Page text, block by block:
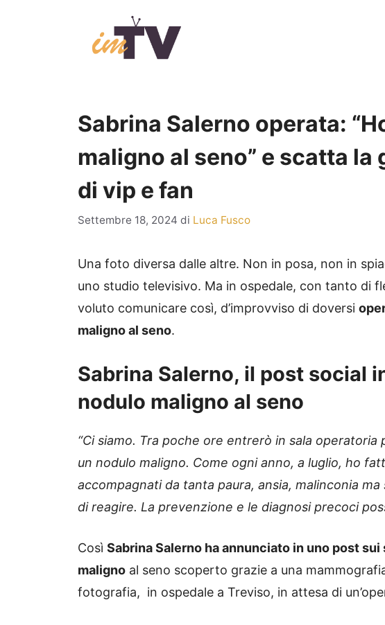
Sabrina Salerno operata:
maligno al seno” e scatta
di vip e fan
Settembre 18, 2024 di Luca Fusco
Una foto diversa dalle altre. Non in posa, non in
uno studio televisivo. Ma in ospedale, con tanto di
voluto comunicare così, d’improvviso di doversi
maligno al seno.
Sabrina Salerno, il post social
nodulo maligno al seno
“Ci siamo. Tra poche ore entrerò in sala
un nodulo maligno. Come ogni anno, a luglio, ho
accompagnati da tanta paura, ansia, malinconia
di reagire. La prevenzione e le diagnosi precoci
Così Sabrina Salerno ha annunciato in uno post
maligno al seno scoperto grazie a una
fotografia, in ospedale a Treviso, in attesa di